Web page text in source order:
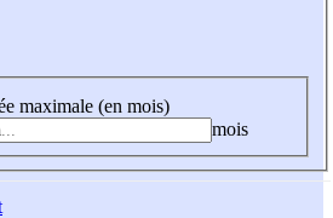
maximale (en mois)
mois